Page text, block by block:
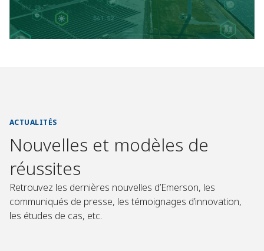
ACTUALITÉS
Nouvelles et modèles de
réussites
Retrouvez les dernières nouvelles d’Emerson, les
communiqués de presse, les témoignages d’innovation,
les études de cas, etc.